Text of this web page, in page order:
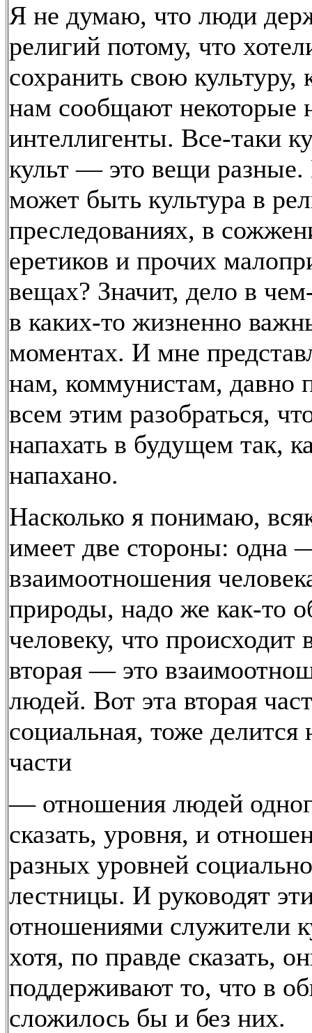
Я не думаю, что люди
религий потому, что
сохранить свою культуру,
нам сообщают некоторые
интеллигенты. Все-таки
культ — это вещи разные.
может быть культура в
преследованиях, в
еретиков и прочих
вещах? Значит, дело в
в каких-то жизненно
моментах. И мне
нам, коммунистам, давно
всем этим разобраться,
напахать в будущем так,
напахано.
Насколько я понимаю,
имеет две стороны: одна
взаимоотношения
природы, надо же как-то
человеку, что происходит
вторая — это
людей. Вот эта вторая
социальная, тоже делится
части
— отношения людей
сказать, уровня, и
разных уровней
лестницы. И руководят
отношениями служители
хотя, по правде сказать,
поддерживают то, что в
сложилось бы и без них.